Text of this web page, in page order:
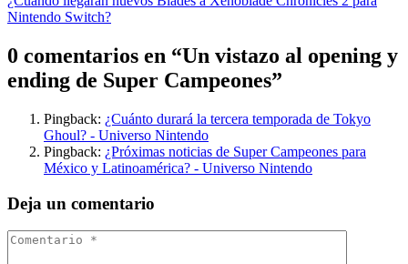
Nintendo Switch?
0 comentarios en “Un vistazo al opening y
ending de Super Campeones”
Pingback: ¿Cuánto durará la tercera temporada de Tokyo
Ghoul? - Universo Nintendo
Pingback: ¿Próximas noticias de Super Campeones para
México y Latinoamérica? - Universo Nintendo
Deja un comentario